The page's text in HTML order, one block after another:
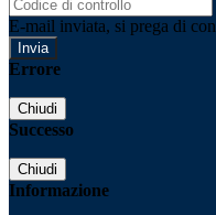
E-mail inviata, si prega di
Errore
Chiudi
Successo
Chiudi
Informazione